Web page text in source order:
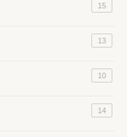
15
13
10
14